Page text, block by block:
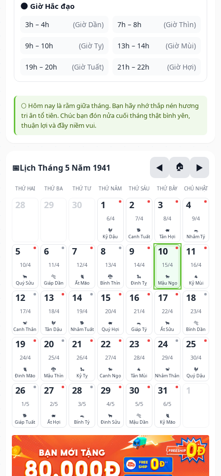
🌑 Giờ Hắc đạo
3h – 4h (Giờ Dần) 7h – 8h (Giờ Thìn)
9h – 10h (Giờ Tỵ) 13h – 14h (Giờ Mùi)
19h – 20h (Giờ Tuất) 21h – 22h (Giờ Hợi)
🌕 Hôm nay là rằm giữa tháng. Bạn hãy nhớ thắp nén hương
tri ân tổ tiên. Chúc bạn đón nửa cuối tháng thật bình yên,
thuận lợi và đầy niềm vui.
Lịch Tháng 5 Năm 1941
THỨ HAI THỨ BA THỨ TƯ THỨ NĂM THỨ SÁU THỨ BẢY CHỦ NHẬT
28 29 30 1
6/4
🐓
Kỷ Dậu
2
7/4
🐕
Canh Tuất
3
8/4
🐖
Tân Hợi
4
9/4
🐀
Nhâm Tý
5
10/4
🐂
Quý Sửu
6
11/4
🐅
Giáp Dần
7
12/4
🐈
Ất Mão
8
13/4
🐉
Bính Thìn
9
14/4
🐍
Đinh Tỵ
10
15/4
🐎
Mậu Ngọ
11
16/4
🐐
Kỷ Mùi
12
17/4
🐒
Canh Thân
13
18/4
🐓
Tân Dậu
14
19/4
🐕
Nhâm Tuất
15
20/4
🐖
Quý Hợi
16
21/4
🐀
Giáp Tý
17
22/4
🐂
Ất Sửu
18
23/4
🐅
Bính Dần
19
24/4
🐈
Đinh Mão
20
25/4
🐉
Mậu Thìn
21
26/4
🐍
Kỷ Tỵ
22
27/4
🐎
Canh Ngọ
23
28/4
🐐
Tân Mùi
24
29/4
🐒
Nhâm Thân
25
30/4
🐓
Quý Dậu
26
1/5
🐕
Giáp Tuất
27
2/5
🐖
Ất Hợi
28
3/5
🐀
Bính Tý
29
4/5
🐂
Đinh Sửu
30
5/5
🐅
Mậu Dần
31
6/5
🐈
Kỷ Mão
1